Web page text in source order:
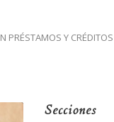
PRÉSTAMOS Y
Secciones